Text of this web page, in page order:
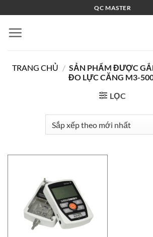
qua
nội
QC MASTER
TRANG CHỦ / SẢN PHẨM ĐƯỢC
ĐO LỰC CĂNG M3-
LỌC